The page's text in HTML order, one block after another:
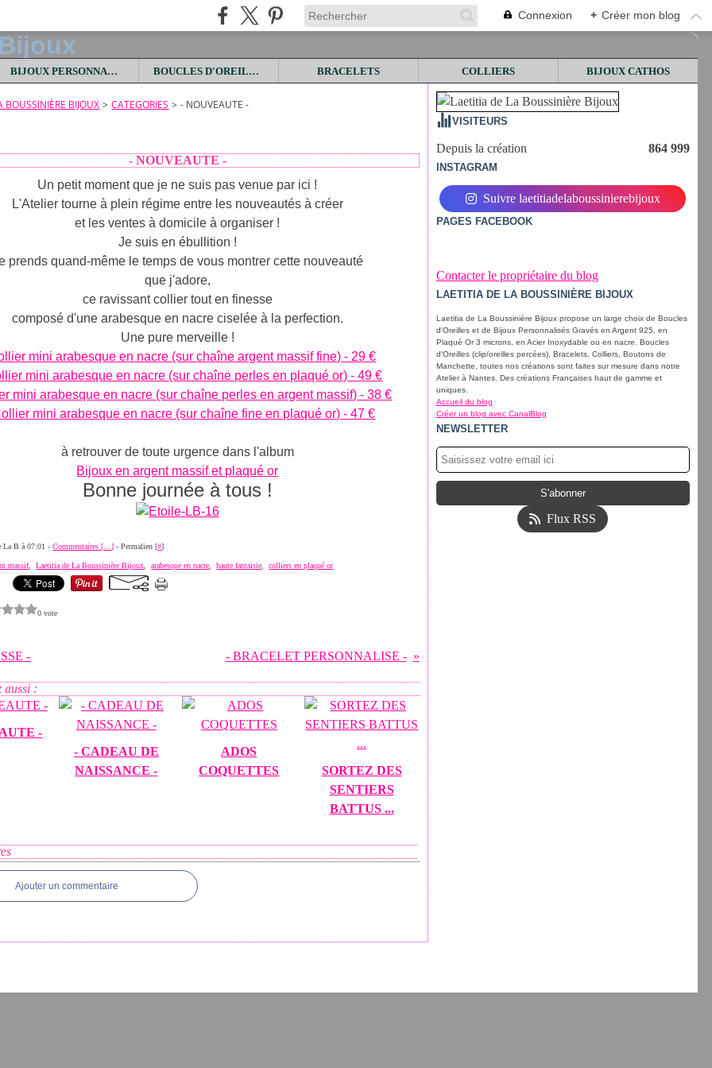
Connexion + Créer mon blog
BIJOUX PERSONNALISES BOUCLES D'OREILLES BRACELETS COLLIERS BIJOUX CATHOS
BOUSSINIÈRE BIJOUX > CATEGORIES > - NOUVEAUTE -
- NOUVEAUTE -
Un petit moment que je ne suis pas venue par ici !
L'Atelier tourne à plein régime entre les nouveautés à créer
et les ventes à domicile à organiser !
Je suis en ébullition !
prends quand-même le temps de vous montrer cette nouveauté
que j'adore,
ce ravissant collier tout en finesse
composé d'une arabesque en nacre ciselée à la perfection.
Une pure merveille !
à retrouver de toute urgence dans l'album
Bijoux en argent massif et plaqué or
Bonne journée à tous !
La B à 07:01 -Commentaires [ …] - Permalien [#]
massif,Laetitia de La Boussinière Bijoux ,arabesque en nacre ,haute fantaisie ,colliers en plaqué or
0 vote
- - BRACELET PERSONNALISE -
aussi :
-
- CADEAU DE
NAISSANCE -
ADOS
COQUETTES
SORTEZ DES
SENTIERS
BATTUS ...
Ajouter un commentaire
VISITEURS
Depuis la création 864 999
INSTAGRAM
Suivre laetitiadelaboussinierebijoux
PAGES FACEBOOK
Contacter le propriétaire du blog
LAETITIA DE LA BOUSSINIÈRE BIJOUX
Laetitia de La Boussinière Bijoux propose un large choix de Boucles
d'Oreilles et de Bijoux Personnalisés Gravés en Argent 925, en
Plaqué Or 3 microns, en Acier Inoxydable ou en nacre. Boucles
d'Oreilles (clip/oreilles percées), Bracelets, Colliers, Boutons de
Manchette, toutes nos créations sont faites sur mesure dans notre
Atelier à Nantes. Des créations Françaises haut de gamme et
uniques.
Accueil du blog
Créer un blog avec CanalBlog
NEWSLETTER
Flux RSS